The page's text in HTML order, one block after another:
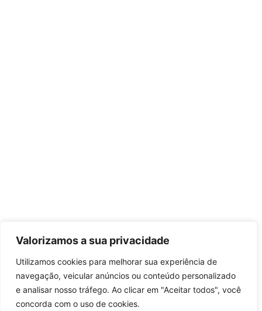
Valorizamos a sua privacidade
Utilizamos cookies para melhorar sua experiência de
navegação, veicular anúncios ou conteúdo personalizado
e analisar nosso tráfego. Ao clicar em "Aceitar todos", você
concorda com o uso de cookies.